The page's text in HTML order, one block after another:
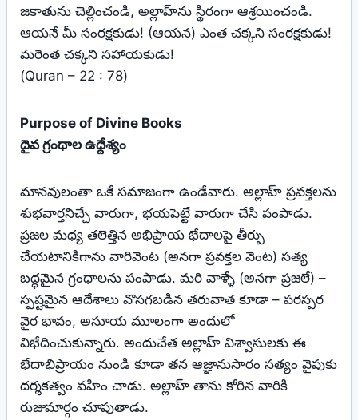
జకాతును చెల్లించండి, అల్లాహ్‌ను స్థిరంగా ఆశ్రయించండి.
ఆయనే మీ సంరక్షకుడు! (ఆయన) ఎంత చక్కని సంరక్షకుడు!
మరెంత చక్కని సహాయకుడు!
(Quran – 22 : 78)
Purpose of Divine Books
దైవ గ్రంథాల ఉద్దేశ్యం
మానవులంతా ఒకే సమాజంగా ఉండేవారు. అల్లాహ్ ప్రవక్తలను
శుభవార్తనిచ్చే వారుగా, భయపెట్టే వారుగా చేసి పంపాడు.
ప్రజల మధ్య తలెత్తిన అభిప్రాయ భేదాలపై తీర్పు
చేయటానికిగాను వారివెంట (అనగా ప్రవక్తల వెంట) సత్య
బద్ధమైన గ్రంథాలను పంపాడు. మరి వాళ్ళే (అనగా ప్రజలే) –
స్పష్టమైన ఆదేశాలు వొసగబడిన తరువాత కూడా – పరస్పర
వైర భావం, అసూయ మూలంగా అందులో
విభేదించుకున్నారు. అందుచేత అల్లాహ్ విశ్వాసులకు ఈ
భేదాభిప్రాయం నుండి కూడా తన ఆజ్ఞానుసారం సత్యం వైపుకు
దర్శకత్వం వహిం చాడు. అల్లాహ్ తాను కోరిన వారికి
రుజుమార్గం చూపుతాడు.